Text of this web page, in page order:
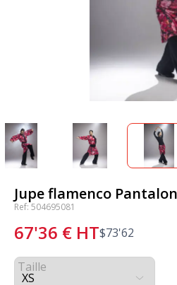
Jupe flamenco
Ref: 504695081
67'36 € HT$73'62
Taille